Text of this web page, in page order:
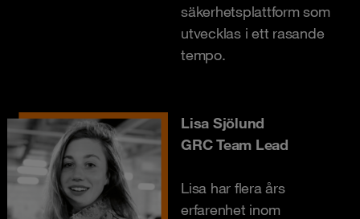
säkerhetsplattform som
utvecklas i ett rasande
tempo.
Lisa Sjölund
GRC Team Lead
Lisa har flera års
erfarenhet inom